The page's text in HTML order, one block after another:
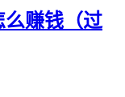
么赚钱（过